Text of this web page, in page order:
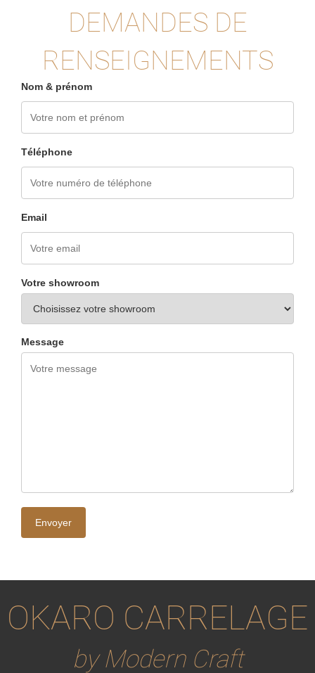
DEMANDES DE
RENSEIGNEMENTS
Nom & prénom
Téléphone
Email
Votre showroom
Message
OKARO CARRELAGE
by Modern Craft